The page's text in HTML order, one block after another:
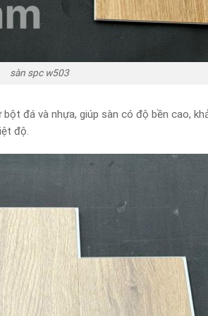
sàn spc w503
đá và nhựa, giúp sàn có độ bền cao,
độ.